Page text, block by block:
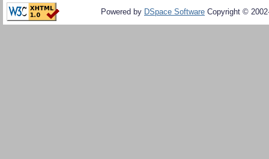
Powered by DSpace Software Copyright ©